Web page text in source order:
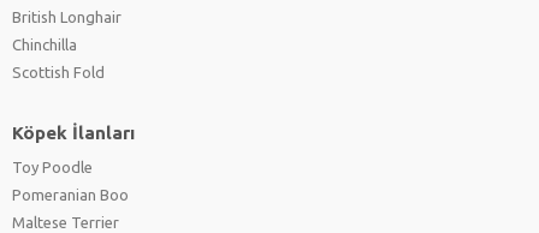
British Longhair
Chinchilla
Scottish Fold
Köpek İlanları
Toy Poodle
Pomeranian Boo
Maltese Terrier